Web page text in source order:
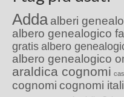
Adda alberi
albero genealogico
gratis albero
albero genealogico
araldica cognomi
cognomi cognomi